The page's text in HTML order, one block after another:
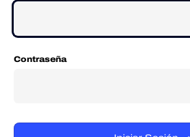
Contraseña